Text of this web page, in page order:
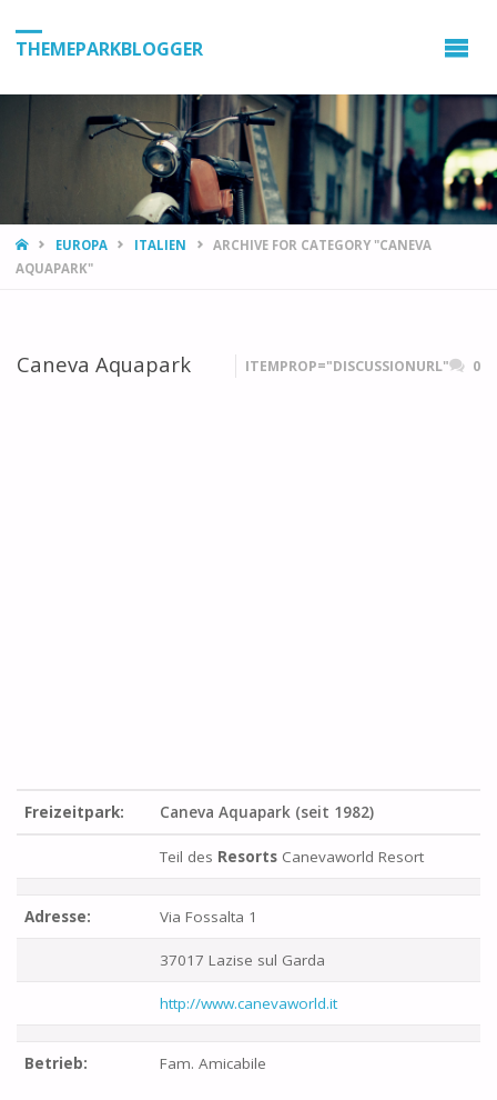
THEMEPARKBLOGGER
HOMEEUROPA ITALIEN
ARCHIVE FOR CATEGORY "CANEVA
AQUAPARK"
Caneva Aquapark ITEMPROP="DISCUSSIONURL" 0
Freizeitpark: Caneva Aquapark (seit 1982)
Teil des Resorts Canevaworld Resort
Adresse: Via Fossalta 1
37017 Lazise sul Garda
http://www.canevaworld.it
Betrieb: Fam. Amicabile